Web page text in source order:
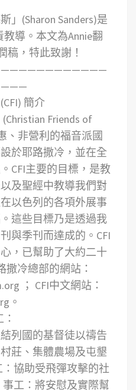
(Sharon Sanders)是
導。本文為Annie翻
稿，特此致謝！
簡介
Friends of
、非營利的福音派國
於耶路撒冷，並在全
CFI主要的目標，是教
及聖經中教導我們對
以色列的各項外展事
這些目標乃是透過我
與季刊而達成的。CFI
，已幫助了大約二十
撒冷總部的網站：
； CFI中文網站：
。
列國的基督徒以禱告
莊、集體農場及屯墾
：協助受飛彈攻擊的社
事工：將安慰及實際幫